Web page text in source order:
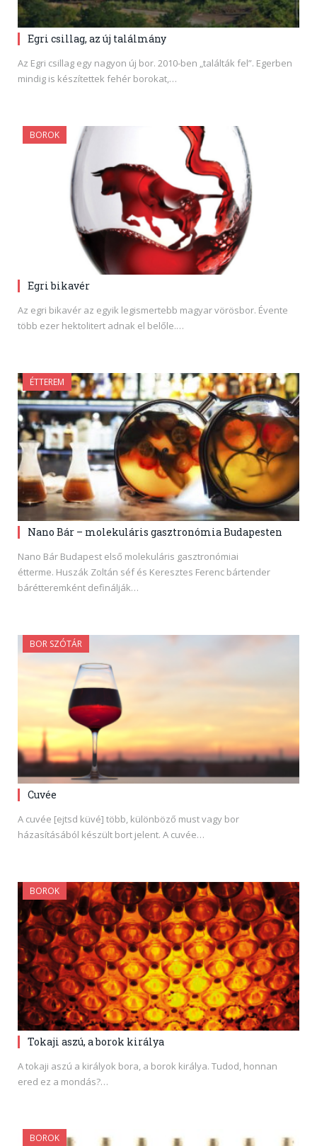
Egri csillag, az új találmány
Az Egri csillag egy nagyon új bor. 2010-ben „találták fel”. Egerben
mindig is készítettek fehér borokat,…
BOROK
Egri bikavér
Az egri bikavér az egyik legismertebb magyar vörösbor. Évente
több ezer hektolitert adnak el belőle.…
ÉTTEREM
Nano Bár – molekuláris gasztronómia Budapesten
Nano Bár Budapest első molekuláris gasztronómiai
étterme. Huszák Zoltán séf és Keresztes Ferenc bártender
bárétteremként definálják…
BOR SZÓTÁR
Cuvée
A cuvée [ejtsd küvé] több, különböző must vagy bor
házasításából készült bort jelent. A cuvée…
BOROK
Tokaji aszú, a borok királya
A tokaji aszú a királyok bora, a borok királya. Tudod, honnan
ered ez a mondás?…
BOROK